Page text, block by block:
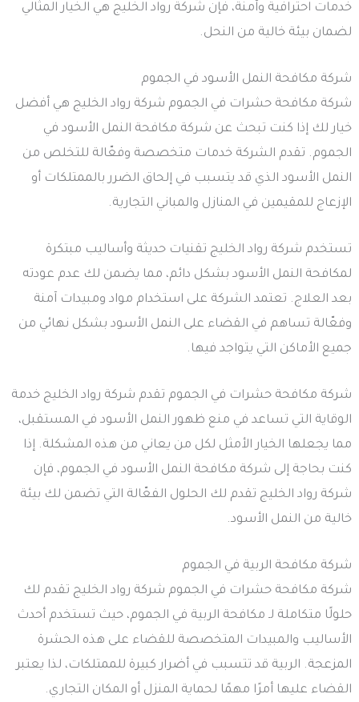
خدمات احترافية وآمنة، فإن شركة رواد الخليج هي الخيار المثالي
لضمان بيئة خالية من النحل.
شركة مكافحة النمل الأسود في الجموم
شركة مكافحة حشرات في الجموم شركة رواد الخليج هي أفضل
خيار لك إذا كنت تبحث عن شركة مكافحة النمل الأسود في
الجموم. تقدم الشركة خدمات متخصصة وفعّالة للتخلص من
النمل الأسود الذي قد يتسبب في إلحاق الضرر بالممتلكات أو
الإزعاج للمقيمين في المنازل والمباني التجارية.
تستخدم شركة رواد الخليج تقنيات حديثة وأساليب مبتكرة
لمكافحة النمل الأسود بشكل دائم، مما يضمن لك عدم عودته
بعد العلاج. تعتمد الشركة على استخدام مواد ومبيدات آمنة
وفعّالة تساهم في القضاء على النمل الأسود بشكل نهائي من
جميع الأماكن التي يتواجد فيها.
شركة مكافحة حشرات في الجموم تقدم شركة رواد الخليج خدمة
الوقاية التي تساعد في منع ظهور النمل الأسود في المستقبل،
مما يجعلها الخيار الأمثل لكل من يعاني من هذه المشكلة. إذا
كنت بحاجة إلى شركة مكافحة النمل الأسود في الجموم، فإن
شركة رواد الخليج تقدم لك الحلول الفعّالة التي تضمن لك بيئة
خالية من النمل الأسود.
شركة مكافحة الربية في الجموم
شركة مكافحة حشرات في الجموم شركة رواد الخليج تقدم لك
حلولًا متكاملة لـ مكافحة الربية في الجموم، حيث تستخدم أحدث
الأساليب والمبيدات المتخصصة للقضاء على هذه الحشرة
المزعجة. الربية قد تتسبب في أضرار كبيرة للممتلكات، لذا يعتبر
القضاء عليها أمرًا مهمًا لحماية المنزل أو المكان التجاري.